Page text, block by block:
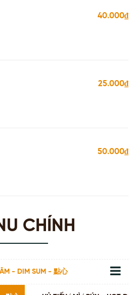
40.000₫
25.000₫
50.000₫
CHÍNH
- DIM SUM - 點心